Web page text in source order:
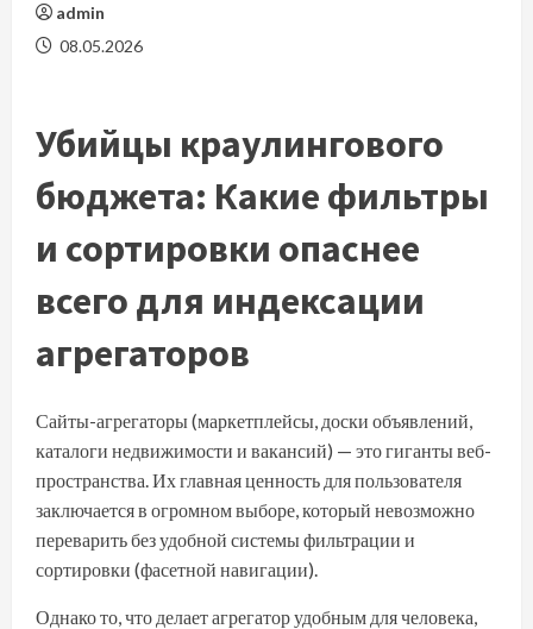
admin
08.05.2026
Убийцы краулингового
бюджета: Какие фильтры
и сортировки опаснее
всего для индексации
агрегаторов
Сайты-агрегаторы (маркетплейсы, доски объявлений,
каталоги недвижимости и вакансий) — это гиганты веб-
пространства. Их главная ценность для пользователя
заключается в огромном выборе, который невозможно
переварить без удобной системы фильтрации и
сортировки (фасетной навигации).
Однако то, что делает агрегатор удобным для человека,